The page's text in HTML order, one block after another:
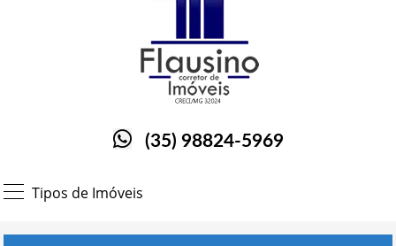
(35) 98824-5969
Tipos de Imóveis